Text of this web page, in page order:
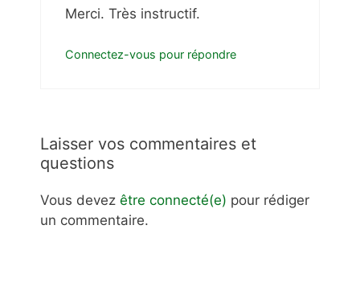
Merci. Très instructif.
Connectez-vous pour répondre
Laisser vos commentaires et
questions
Vous devez être connecté(e) pour rédiger
un commentaire.